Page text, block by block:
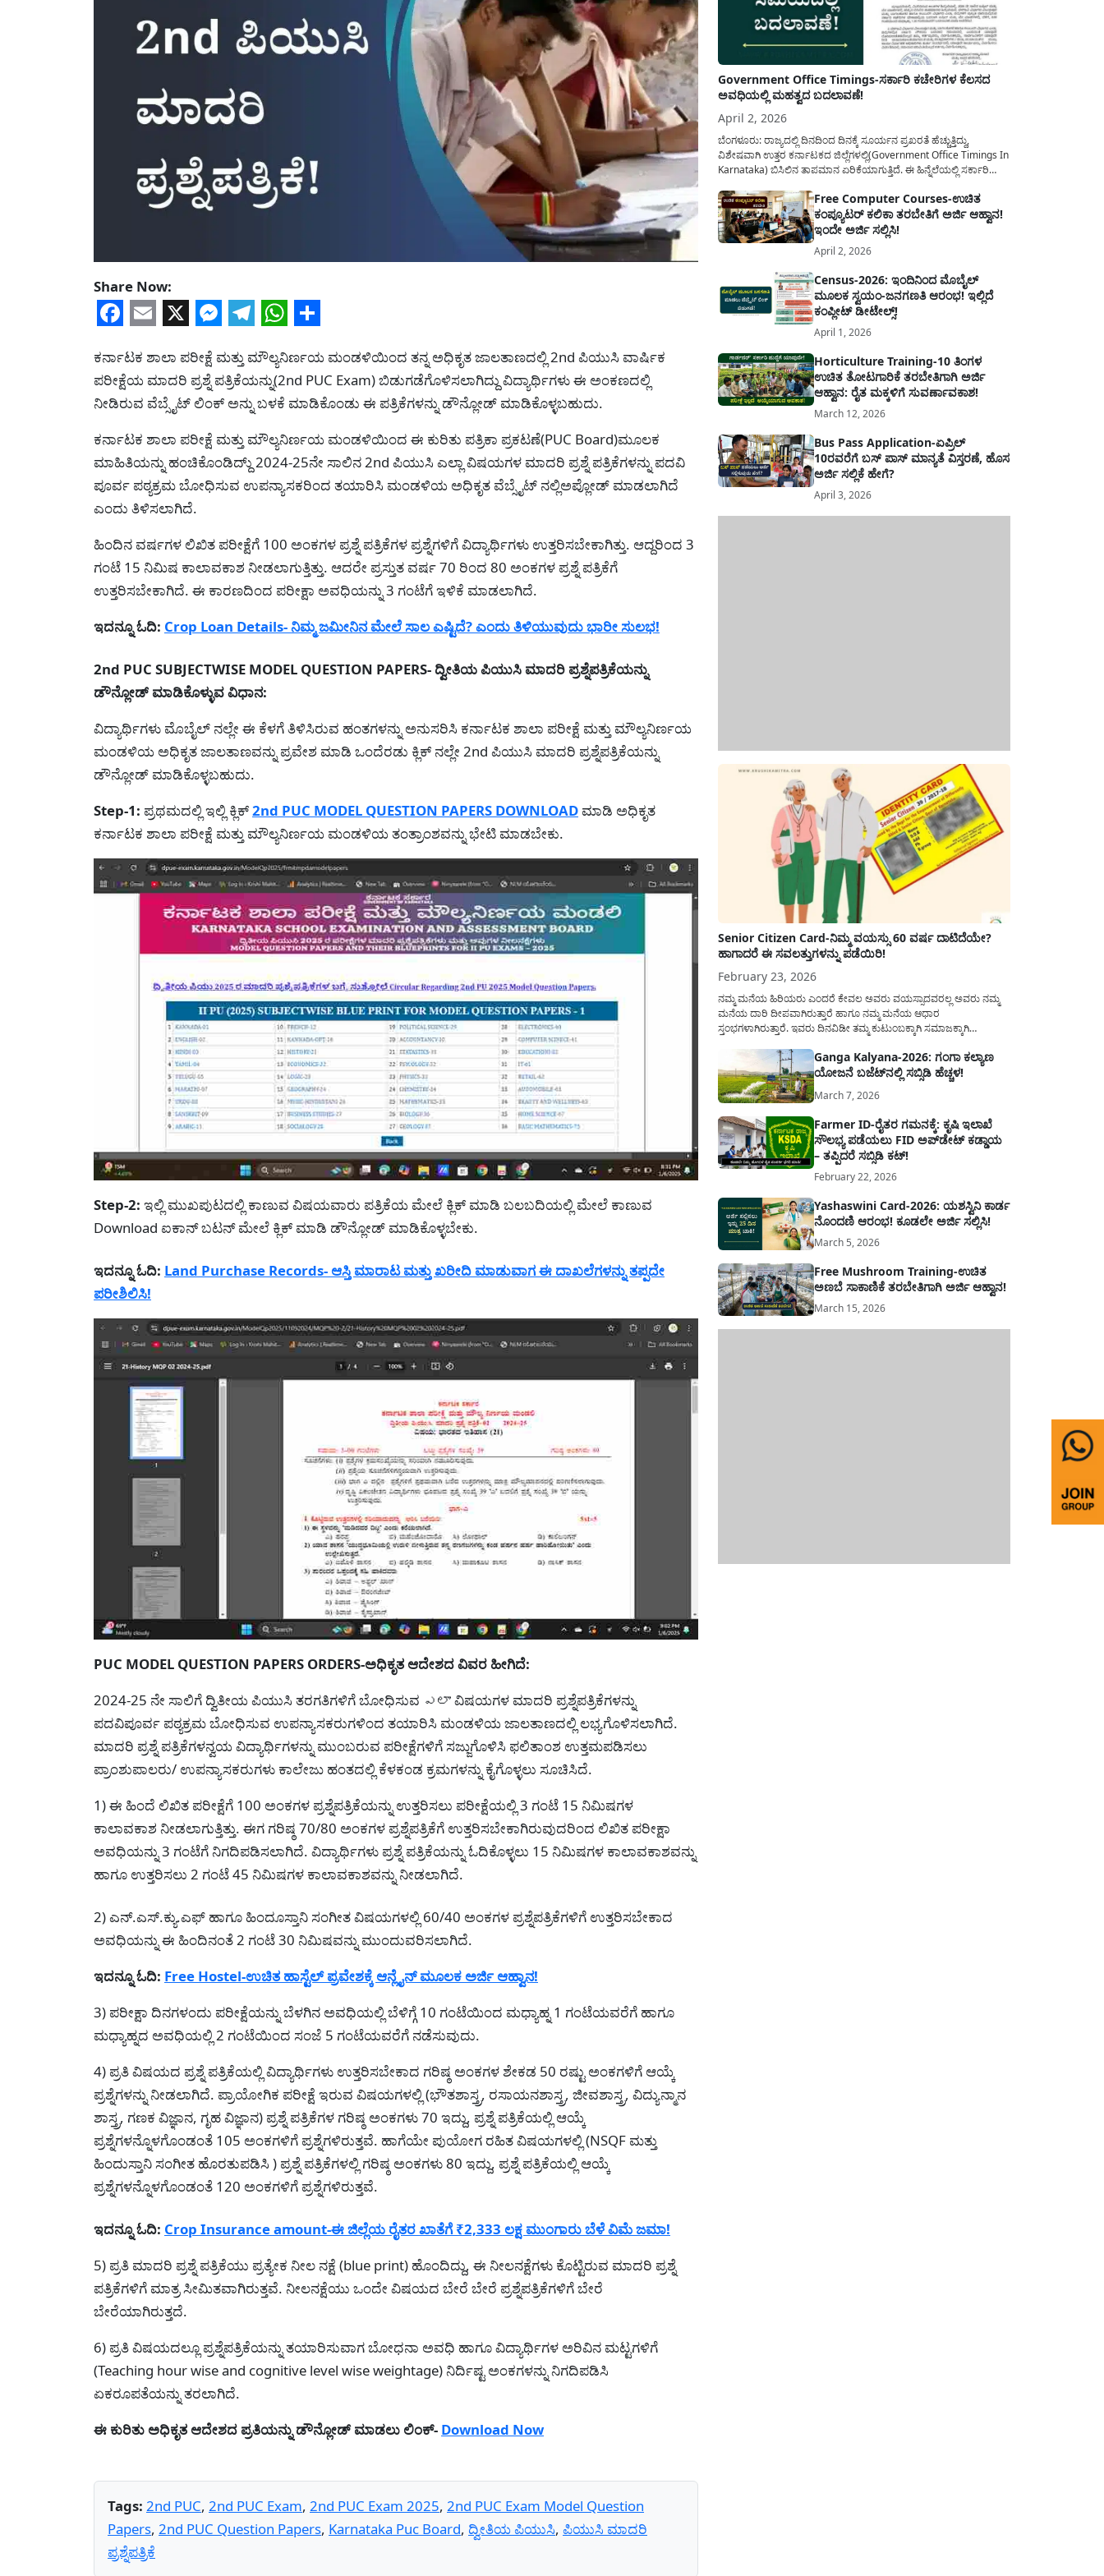
Share Now:
ಕರ್ನಾಟಕ ಶಾಲಾ ಪರೀಕ್ಷೆ ಮತ್ತು ಮೌಲ್ಯನಿರ್ಣಯ ಮಂಡಳಿಯಿಂದ ತನ್ನ ಅಧಿಕೃತ ಜಾಲತಾಣದಲ್ಲಿ 2nd ಪಿಯುಸಿ ವಾರ್ಷಿಕ
ಪರೀಕ್ಷೆಯ ಮಾದರಿ ಪ್ರಶ್ನೆ ಪತ್ರಿಕೆಯನ್ನು(2nd PUC Exam) ಬಿಡುಗಡೆಗೊಳಿಸಲಾಗಿದ್ದು ವಿದ್ಯಾರ್ಥಿಗಳು ಈ ಅಂಕಣದಲ್ಲಿ
ನೀಡಿರುವ ವೆಬ್ಸೈಟ್ ಲಿಂಕ್ ಅನ್ನು ಬಳಕೆ ಮಾಡಿಕೊಂಡು ಈ ಪತ್ರಿಕೆಗಳನ್ನು ಡೌನ್ಲೋಡ್ ಮಾಡಿಕೊಳ್ಳಬಹುದು.
ಕರ್ನಾಟಕ ಶಾಲಾ ಪರೀಕ್ಷೆ ಮತ್ತು ಮೌಲ್ಯನಿರ್ಣಯ ಮಂಡಳಿಯಿಂದ ಈ ಕುರಿತು ಪತ್ರಿಕಾ ಪ್ರಕಟಣೆ(PUC Board)ಮೂಲಕ
ಮಾಹಿತಿಯನ್ನು ಹಂಚಿಕೊಂಡಿದ್ದು್ 2024-25ನೇ ಸಾಲಿನ 2nd ಪಿಯುಸಿ ಎಲ್ಲಾ ವಿಷಯಗಳ ಮಾದರಿ ಪ್ರಶ್ನೆ ಪತ್ರಿಕೆಗಳನ್ನು ಪದವಿ
ಪೂರ್ವ ಪಠ್ಯಕ್ರಮ ಬೋಧಿಸುವ ಉಪನ್ಯಾಸಕರಿಂದ ತಯಾರಿಸಿ ಮಂಡಳಿಯ ಅಧಿಕೃತ ವೆಬ್ಸೈಟ್ ನಲ್ಲಿಅಪ್ಲೋಡ್ ಮಾಡಲಾಗಿದೆ
ಎಂದು ತಿಳಿಸಲಾಗಿದೆ.
ಹಿಂದಿನ ವರ್ಷಗಳ ಲಿಖಿತ ಪರೀಕ್ಷೆಗೆ 100 ಅಂಕಗಳ ಪ್ರಶ್ನೆ ಪತ್ರಿಕೆಗಳ ಪ್ರಶ್ನೆಗಳಿಗೆ ವಿದ್ಯಾರ್ಥಿಗಳು ಉತ್ತರಿಸಬೇಕಾಗಿತ್ತು. ಆದ್ದರಿಂದ 3
ಗಂಟೆ 15 ನಿಮಿಷ ಕಾಲಾವಕಾಶ ನೀಡಲಾಗುತ್ತಿತ್ತು. ಆದರೇ ಪ್ರಸ್ತುತ ವರ್ಷ 70 ರಿಂದ 80 ಅಂಕಗಳ ಪ್ರಶ್ನೆ ಪತ್ರಿಕೆಗೆ
ಉತ್ತರಿಸಬೇಕಾಗಿದೆ. ಈ ಕಾರಣದಿಂದ ಪರೀಕ್ಷಾ ಅವಧಿಯನ್ನು 3 ಗಂಟೆಗೆ ಇಳಿಕೆ ಮಾಡಲಾಗಿದೆ.
ಇದನ್ನೂ ಓದಿ: Crop Loan Details- ನಿಮ್ಮ ಜಮೀನಿನ ಮೇಲೆ ಸಾಲ ಎಷ್ಟಿದೆ? ಎಂದು ತಿಳಿಯುವುದು ಭಾರೀ ಸುಲಭ!
2nd PUC SUBJECTWISE MODEL QUESTION PAPERS- ದ್ವೀತಿಯ ಪಿಯುಸಿ ಮಾದರಿ ಪ್ರಶ್ನೆಪತ್ರಿಕೆಯನ್ನು
ಡೌನ್ಲೋಡ್ ಮಾಡಿಕೊಳ್ಳುವ ವಿಧಾನ:
ವಿದ್ಯಾರ್ಥಿಗಳು ಮೊಬೈಲ್ ನಲ್ಲೇ ಈ ಕೆಳಗೆ ತಿಳಿಸಿರುವ ಹಂತಗಳನ್ನು ಅನುಸರಿಸಿ ಕರ್ನಾಟಕ ಶಾಲಾ ಪರೀಕ್ಷೆ ಮತ್ತು ಮೌಲ್ಯನಿರ್ಣಯ
ಮಂಡಳಿಯ ಅಧಿಕೃತ ಜಾಲತಾಣವನ್ನು ಪ್ರವೇಶ ಮಾಡಿ ಒಂದೆರಡು ಕ್ಲಿಕ್ ನಲ್ಲೇ 2nd ಪಿಯುಸಿ ಮಾದರಿ ಪ್ರಶ್ನೆಪತ್ರಿಕೆಯನ್ನು
ಡೌನ್ಲೋಡ್ ಮಾಡಿಕೊಳ್ಳಬಹುದು.
Step-1: ಪ್ರಥಮದಲ್ಲಿ ಇಲ್ಲಿ ಕ್ಲಿಕ್2nd PUC MODEL QUESTION PAPERS DOWNLOAD ಮಾಡಿ ಅಧಿಕೃತ
ಕರ್ನಾಟಕ ಶಾಲಾ ಪರೀಕ್ಷೆ ಮತ್ತು ಮೌಲ್ಯನಿರ್ಣಯ ಮಂಡಳಿಯ ತಂತ್ರಾಂಶವನ್ನು ಭೇಟಿ ಮಾಡಬೇಕು.
Step-2: ಇಲ್ಲಿ ಮುಖಪುಟದಲ್ಲಿ ಕಾಣುವ ವಿಷಯವಾರು ಪತ್ರಿಕೆಯ ಮೇಲೆ ಕ್ಲಿಕ್ ಮಾಡಿ ಬಲಬದಿಯಲ್ಲಿ ಮೇಲೆ ಕಾಣುವ
Download ಐಕಾನ್ ಬಟನ್ ಮೇಲೆ ಕ್ಲಿಕ್ ಮಾಡಿ ಡೌನ್ಲೋಡ್ ಮಾಡಿಕೊಳ್ಳಬೇಕು.
ಇದನ್ನೂ ಓದಿ: Land Purchase Records- ಆಸ್ತಿ ಮಾರಾಟ ಮತ್ತು ಖರೀದಿ ಮಾಡುವಾಗ ಈ ದಾಖಲೆಗಳನ್ನು ತಪ್ಪದೇ
ಪರೀಶಿಲಿಸಿ!
PUC MODEL QUESTION PAPERS ORDERS-ಅಧಿಕೃತ ಆದೇಶದ ವಿವರ ಹೀಗಿದೆ:
2024-25 ನೇ ಸಾಲಿಗೆ ದ್ವಿತೀಯ ಪಿಯುಸಿ ತರಗತಿಗಳಿಗೆ ಬೋಧಿಸುವ ఎలా ವಿಷಯಗಳ ಮಾದರಿ ಪ್ರಶ್ನೆಪತ್ರಿಕೆಗಳನ್ನು
ಪದವಿಪೂರ್ವ ಪಠ್ಯಕ್ರಮ ಬೋಧಿಸುವ ಉಪನ್ಯಾಸಕರುಗಳಿಂದ ತಯಾರಿಸಿ ಮಂಡಳಿಯ ಜಾಲತಾಣದಲ್ಲಿ ಲಭ್ಯಗೊಳಿಸಲಾಗಿದೆ.
ಮಾದರಿ ಪ್ರಶ್ನೆ ಪತ್ರಿಕೆಗಳನ್ವಯ ವಿದ್ಯಾರ್ಥಿಗಳನ್ನು ಮುಂಬರುವ ಪರೀಕ್ಷೆಗಳಿಗೆ ಸಜ್ಜುಗೊಳಿಸಿ ಫಲಿತಾಂಶ ಉತ್ತಮಪಡಿಸಲು
ಪ್ರಾಂಶುಪಾಲರು/ ಉಪನ್ಯಾಸಕರುಗಳು ಕಾಲೇಜು ಹಂತದಲ್ಲಿ ಕೆಳಕಂಡ ಕ್ರಮಗಳನ್ನು ಕೈಗೊಳ್ಳಲು ಸೂಚಿಸಿದೆ.
1) ಈ ಹಿಂದೆ ಲಿಖಿತ ಪರೀಕ್ಷೆಗೆ 100 ಅಂಕಗಳ ಪ್ರಶ್ನೆಪತ್ರಿಕೆಯನ್ನು ಉತ್ತರಿಸಲು ಪರೀಕ್ಷೆಯಲ್ಲಿ 3 ಗಂಟೆ 15 ನಿಮಿಷಗಳ
ಕಾಲಾವಕಾಶ ನೀಡಲಾಗುತ್ತಿತ್ತು. ಈಗ ಗರಿಷ್ಠ 70/80 ಅಂಕಗಳ ಪ್ರಶ್ನೆಪತ್ರಿಕೆಗೆ ಉತ್ತರಿಸಬೇಕಾಗಿರುವುದರಿಂದ ಲಿಖಿತ ಪರೀಕ್ಷಾ
ಅವಧಿಯನ್ನು 3 ಗಂಟೆಗೆ ನಿಗದಿಪಡಿಸಲಾಗಿದೆ. ವಿದ್ಯಾರ್ಥಿಗಳು ಪ್ರಶ್ನೆ ಪತ್ರಿಕೆಯನ್ನು ಓದಿಕೊಳ್ಳಲು 15 ನಿಮಿಷಗಳ ಕಾಲಾವಕಾಶವನ್ನು
ಹಾಗೂ ಉತ್ತರಿಸಲು 2 ಗಂಟೆ 45 ನಿಮಿಷಗಳ ಕಾಲಾವಕಾಶವನ್ನು ನೀಡಲಾಗಿದೆ.
2) ಎನ್.ಎಸ್.ಕ್ಯು.ಎಫ್ ಹಾಗೂ ಹಿಂದೂಸ್ತಾನಿ ಸಂಗೀತ ವಿಷಯಗಳಲ್ಲಿ 60/40 ಅಂಕಗಳ ಪ್ರಶ್ನೆಪತ್ರಿಕೆಗಳಿಗೆ ಉತ್ತರಿಸಬೇಕಾದ
ಅವಧಿಯನ್ನು ಈ ಹಿಂದಿನಂತೆ 2 ಗಂಟೆ 30 ನಿಮಿಷವನ್ನು ಮುಂದುವರಿಸಲಾಗಿದೆ.
ಇದನ್ನೂ ಓದಿ: Free Hostel-ಉಚಿತ ಹಾಸ್ಟೆಲ್ ಪ್ರವೇಶಕ್ಕೆ ಆನ್ಲೈನ್ ಮೂಲಕ ಅರ್ಜಿ ಆಹ್ವಾನ!
3) ಪರೀಕ್ಷಾ ದಿನಗಳಂದು ಪರೀಕ್ಷೆಯನ್ನು ಬೆಳಗಿನ ಅವಧಿಯಲ್ಲಿ ಬೆಳಿಗ್ಗೆ 10 ಗಂಟೆಯಿಂದ ಮಧ್ಯಾಹ್ನ 1 ಗಂಟೆಯವರೆಗೆ ಹಾಗೂ
ಮಧ್ಯಾಹ್ನದ ಅವಧಿಯಲ್ಲಿ 2 ಗಂಟೆಯಿಂದ ಸಂಜೆ 5 ಗಂಟೆಯವರೆಗೆ ನಡೆಸುವುದು.
4) ಪ್ರತಿ ವಿಷಯದ ಪ್ರಶ್ನೆ ಪತ್ರಿಕೆಯಲ್ಲಿ ವಿದ್ಯಾರ್ಥಿಗಳು ಉತ್ತರಿಸಬೇಕಾದ ಗರಿಷ್ಠ ಅಂಕಗಳ ಶೇಕಡ 50 ರಷ್ಟು ಅಂಕಗಳಿಗೆ ಆಯ್ಕೆ
ಪ್ರಶ್ನೆಗಳನ್ನು ನೀಡಲಾಗಿದೆ. ಪ್ರಾಯೋಗಿಕ ಪರೀಕ್ಷೆ ಇರುವ ವಿಷಯಗಳಲ್ಲಿ (ಭೌತಶಾಸ್ತ್ರ, ರಸಾಯನಶಾಸ್ತ್ರ, ಜೀವಶಾಸ್ತ್ರ, ವಿದ್ಯುನ್ಮಾನ
ಶಾಸ್ತ್ರ, ಗಣಕ ವಿಜ್ಞಾನ, ಗೃಹ ವಿಜ್ಞಾನ) ಪ್ರಶ್ನೆ ಪತ್ರಿಕೆಗಳ ಗರಿಷ್ಠ ಅಂಕಗಳು 70 ಇದ್ದು, ಪ್ರಶ್ನೆ ಪತ್ರಿಕೆಯಲ್ಲಿ ಆಯ್ಕೆ
ಪ್ರಶ್ನೆಗಳನ್ನೊಳಗೊಂಡಂತೆ 105 ಅಂಕಗಳಿಗೆ ಪ್ರಶ್ನೆಗಳಿರುತ್ತವೆ. ಹಾಗೆಯೇ ಪುಯೋಗ ರಹಿತ ವಿಷಯಗಳಲ್ಲಿ (NSQF ಮತ್ತು
ಹಿಂದುಸ್ತಾನಿ ಸಂಗೀತ ಹೊರತುಪಡಿಸಿ ) ಪ್ರಶ್ನೆ ಪತ್ರಿಕೆಗಳಲ್ಲಿ ಗರಿಷ್ಠ ಅಂಕಗಳು 80 ಇದ್ದು, ಪ್ರಶ್ನೆ ಪತ್ರಿಕೆಯಲ್ಲಿ ಆಯ್ಕೆ
ಪ್ರಶ್ನೆಗಳನ್ನೊಳಗೊಂಡಂತೆ 120 ಅಂಕಗಳಿಗೆ ಪ್ರಶ್ನೆಗಳಿರುತ್ತವೆ.
ಇದನ್ನೂ ಓದಿ: Crop Insurance amount-ಈ ಜಿಲ್ಲೆಯ ರೈತರ ಖಾತೆಗೆ ₹2,333 ಲಕ್ಷ ಮುಂಗಾರು ಬೆಳೆ ವಿಮೆ ಜಮಾ!
5) ಪ್ರತಿ ಮಾದರಿ ಪ್ರಶ್ನೆ ಪತ್ರಿಕೆಯು ಪ್ರತ್ಯೇಕ ನೀಲ ನಕ್ಷೆ (blue print) ಹೊಂದಿದ್ದು, ಈ ನೀಲನಕ್ಷೆಗಳು ಕೊಟ್ಟಿರುವ ಮಾದರಿ ಪ್ರಶ್ನೆ
ಪತ್ರಿಕೆಗಳಿಗೆ ಮಾತ್ರ ಸೀಮಿತವಾಗಿರುತ್ತವೆ. ನೀಲನಕ್ಷೆಯು ಒಂದೇ ವಿಷಯದ ಬೇರೆ ಬೇರೆ ಪ್ರಶ್ನೆಪತ್ರಿಕೆಗಳಿಗೆ ಬೇರೆ
ಬೇರೆಯಾಗಿರುತ್ತದೆ.
6) ಪ್ರತಿ ವಿಷಯದಲ್ಲೂ ಪ್ರಶ್ನೆಪತ್ರಿಕೆಯನ್ನು ತಯಾರಿಸುವಾಗ ಬೋಧನಾ ಅವಧಿ ಹಾಗೂ ವಿದ್ಯಾರ್ಥಿಗಳ ಅರಿವಿನ ಮಟ್ಟಗಳಿಗೆ
(Teaching hour wise and cognitive level wise weightage) ನಿರ್ದಿಷ್ಟ ಅಂಕಗಳನ್ನು ನಿಗದಿಪಡಿಸಿ
ಏಕರೂಪತೆಯನ್ನು ತರಲಾಗಿದೆ.
ಈ ಕುರಿತು ಅಧಿಕೃತ ಆದೇಶದ ಪ್ರತಿಯನ್ನು ಡೌನ್ಲೋಡ್ ಮಾಡಲು ಲಿಂಕ್- Download Now
Tags: 2nd PUC, 2nd PUC Exam, 2nd PUC Exam 2025, 2nd PUC Exam Model Question
Papers, 2nd PUC Question Papers, Karnataka Puc Board, ದ್ವೀತಿಯ ಪಿಯುಸಿ, ಪಿಯುಸಿ ಮಾದರಿ
ಪ್ರಶ್ನೆಪತ್ರಿಕೆ
Government Office Timings-ಸರ್ಕಾರಿ ಕಚೇರಿಗಳ ಕೆಲಸದ
ಅವಧಿಯಲ್ಲಿ ಮಹತ್ವದ ಬದಲಾವಣೆ!
April 2, 2026
ಬೆಂಗಳೂರು: ರಾಜ್ಯದಲ್ಲಿ ದಿನದಿಂದ ದಿನಕ್ಕೆ ಸೂರ್ಯನ ಪ್ರಖರತೆ ಹೆಚ್ಚುತ್ತಿದ್ದು,
ವಿಶೇಷವಾಗಿ ಉತ್ತರ ಕರ್ನಾಟಕದ ಜಿಲ್ಲೆಗಳಲ್ಲಿ(Government Office Timings In
Karnataka) ಬಿಸಿಲಿನ ತಾಪಮಾನ ಏರಿಕೆಯಾಗುತ್ತಿದೆ. ಈ ಹಿನ್ನೆಲೆಯಲ್ಲಿ ಸರ್ಕಾರಿ
ಸರ್ಕಾರವು ಮಹತ್ವದ ನಿರ್ಧಾರವೊಂದನ್ನು ಕೈಗೊಂಡಿದೆ. ಕಿತ್ತೂರು ಕರ್ನಾಟಕ ಮತ್ತು
ಕಲ್ಯಾಣ ಕರ್ನಾಟಕದ ಒಟ್ಟು 9 ಜಿಲ್ಲೆಗಳಲ್ಲಿ ಏಪ್ರಿಲ್...
Free Computer Courses-ಉಚಿತ
ಕಂಪ್ಯೂಟರ್ ಕಲಿಕಾ ತರಬೇತಿಗೆ ಅರ್ಜಿ ಆಹ್ವಾನ!
ಇಂದೇ ಅರ್ಜಿ ಸಲ್ಲಿಸಿ!
April 2, 2026
Census-2026: ಇಂದಿನಿಂದ ಮೊಬೈಲ್
ಮೂಲಕ ಸ್ವಯಂ-ಜನಗಣತಿ ಆರಂಭ! ಇಲ್ಲಿದೆ
ಕಂಪ್ಲೀಟ್ ಡೀಟೇಲ್ಸ್!
April 1, 2026
Horticulture Training-10 ತಿಂಗಳ
ಉಚಿತ ತೋಟಗಾರಿಕೆ ತರಬೇತಿಗಾಗಿ ಅರ್ಜಿ
ಆಹ್ವಾನ: ರೈತ ಮಕ್ಕಳಿಗೆ ಸುವರ್ಣಾವಕಾಶ!
March 12, 2026
Bus Pass Application-ಏಪ್ರಿಲ್
10ರವರೆಗೆ ಬಸ್ ಪಾಸ್ ಮಾನ್ಯತೆ ವಿಸ್ತರಣೆ, ಹೊಸ
ಅರ್ಜಿ ಸಲ್ಲಿಕೆ ಹೇಗೆ?
April 3, 2026
Senior Citizen Card-ನಿಮ್ಮ ವಯಸ್ಸು 60 ವರ್ಷ ದಾಟಿದೆಯೇ?
ಹಾಗಾದರೆ ಈ ಸವಲತ್ತುಗಳನ್ನು ಪಡೆಯಿರಿ!
February 23, 2026
ನಮ್ಮ ಮನೆಯ ಹಿರಿಯರು ಎಂದರೆ ಕೇವಲ ಅವರು ವಯಸ್ಸಾದವರಲ್ಲ ಅವರು ನಮ್ಮ
ಮನೆಯ ದಾರಿ ದೀಪವಾಗಿರುತ್ತಾರೆ ಹಾಗೂ ನಮ್ಮ ಮನೆಯ ಆಧಾರ
ಸ್ತಂಭಗಳಾಗಿರುತ್ತಾರೆ. ಇವರು ದಿನವಿಡೀ ತಮ್ಮ ಕುಟುಂಬಕ್ಕಾಗಿ ಸಮಾಜಕ್ಕಾಗಿ
ನೆಮ್ಮದಿಯಿಂದ ಕಳೆಯಬೇಕೆಂಬುದು ಪ್ರತಿಯೊಬ್ಬರ ಕನಸಾಗಿರುತ್ತದೆ ಆದ್ದರಿಂದ
ಸರ್ಕಾರವು ಹಿರಿಯ ನಾಗರಿಕರ ಗುರುತಿನ ಚೀಟಿ...
Ganga Kalyana-2026: ಗಂಗಾ ಕಲ್ಯಾಣ
ಯೋಜನೆ ಬಜೆಟ್‌ನಲ್ಲಿ ಸಬ್ಸಿಡಿ ಹೆಚ್ಚಳ!
March 7, 2026
Farmer ID-ರೈತರ ಗಮನಕ್ಕೆ: ಕೃಷಿ ಇಲಾಖೆ
ಸೌಲಭ್ಯ ಪಡೆಯಲು FID ಅಪ್‌ಡೇಟ್ ಕಡ್ಡಾಯ
– ತಪ್ಪಿದರೆ ಸಬ್ಸಿಡಿ ಕಟ್!
February 22, 2026
Yashaswini Card-2026: ಯಶಸ್ವಿನಿ ಕಾರ್ಡ
ನೊಂದಣಿ ಆರಂಭ! ಕೂಡಲೇ ಅರ್ಜಿ ಸಲ್ಲಿಸಿ!
March 5, 2026
Free Mushroom Training-ಉಚಿತ
ಅಣಬೆ ಸಾಕಾಣಿಕೆ ತರಬೇತಿಗಾಗಿ ಅರ್ಜಿ ಆಹ್ವಾನ!
March 15, 2026